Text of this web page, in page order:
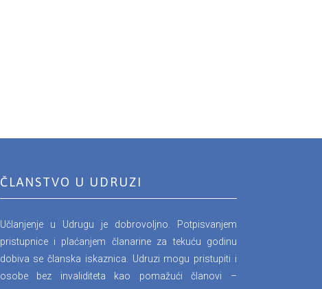
ČLANSTVO U UDRUZI
Učlanjenje u Udrugu je dobrovoljno. Potpisvanjem
pristupnice i plaćanjem članarine za tekuću godinu
dobiva se članska iskaznica. Udruzi mogu pristupiti i
osobe bez invaliditeta kao pomažući članovi –